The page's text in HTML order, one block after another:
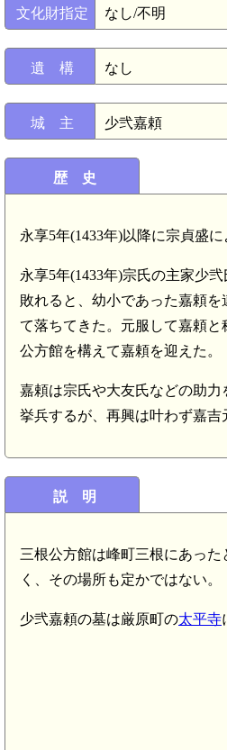
文化財指定 なし/不明
遺 構 なし
城 主 少弐嘉頼
歴 史
永享5年(1433年)以降に宗貞盛に
永享5年(1433年)宗氏の主家少
敗れると、幼小であった嘉頼
て落ちてきた。元服して嘉頼と
公方館を構えて嘉頼を迎えた。
嘉頼は宗氏や大友氏などの助力
挙兵するが、再興は叶わず嘉吉
説 明
三根公方館は峰町三根にあっ
く、その場所も定かではない。
少弐嘉頼の墓は厳原町の太平寺